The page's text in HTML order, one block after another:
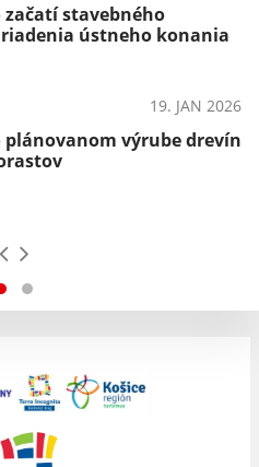
začatí stavebného
ústneho konania
19. JAN 2026
plánovanom výrube drevín